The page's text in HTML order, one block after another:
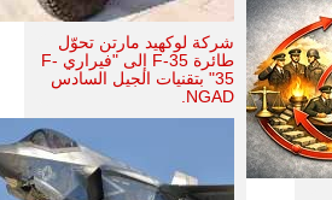
شركة لوكهيد مارتن تحوّل
طائرة F-35 إلى "فيراري F-
35" بتقنيات الجيل السادس
NGAD.